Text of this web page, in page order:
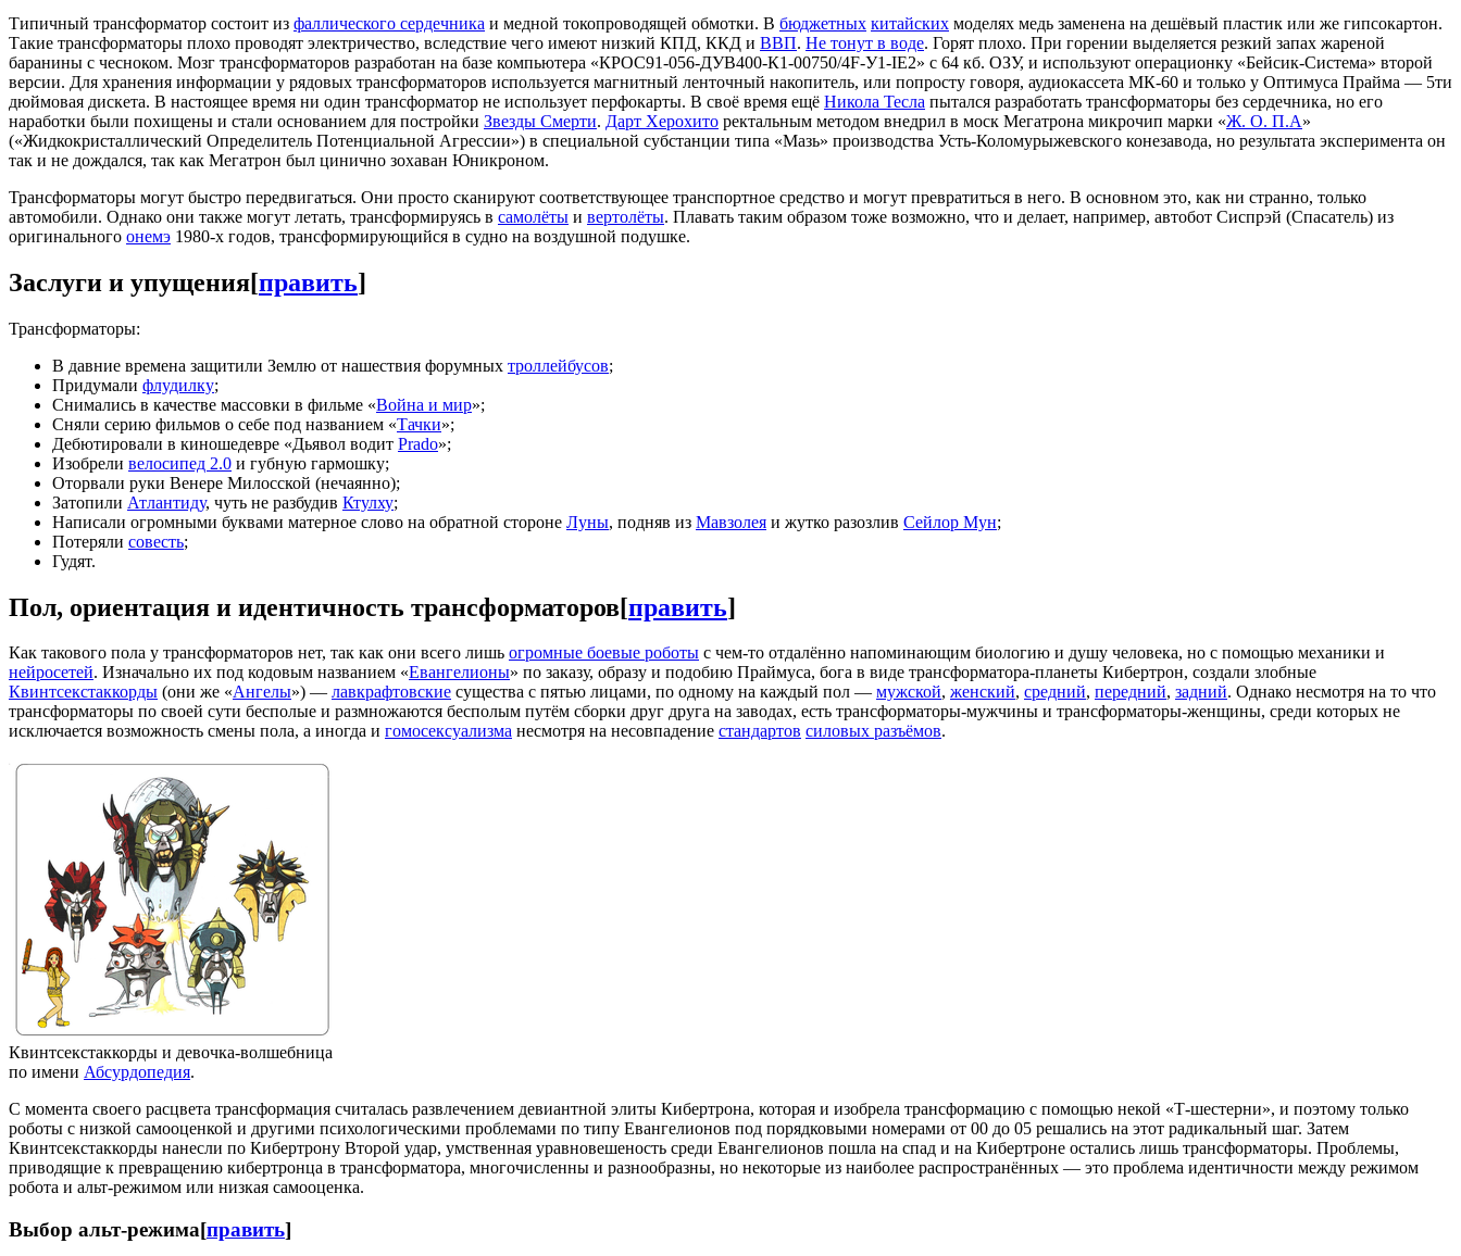
Типичный трансформатор состоит из фаллического сердечника и медной токопроводящей обмотки. В бюджетных китайских моделях медь заменена на дешёвый пластик или же гипсокартон.
Такие трансформаторы плохо проводят электричество, вследствие чего имеют низкий КПД, ККД и ВВП. Не тонут в воде. Горят плохо. При горении выделяется резкий запах жареной
баранины с чесноком. Мозг трансформаторов разработан на базе компьютера «КРОС91-056-ДУВ400-К1-00750/4F-У1-IE2» с 64 кб. ОЗУ, и используют операционку «Бейсик-Система» второй
версии. Для хранения информации у рядовых трансформаторов используется магнитный ленточный накопитель, или попросту говоря, аудиокассета МК-60 и только у Оптимуса Прайма — 5ти
дюймовая дискета. В настоящее время ни один трансформатор не использует перфокарты. В своё время ещё Никола Тесла пытался разработать трансформаторы без сердечника, но его
наработки были похищены и стали основанием для постройки Звезды Смерти. Дарт Херохито ректальным методом внедрил в моск Мегатрона микрочип марки «Ж. О. П.А»
(«Жидкокристаллический Определитель Потенциальной Агрессии») в специальной субстанции типа «Мазь» производства Усть-Коломурыжевского конезавода, но результата эксперимента он
так и не дождался, так как Мегатрон был цинично зохаван Юникроном.
Трансформаторы могут быстро передвигаться. Они просто сканируют соответствующее транспортное средство и могут превратиться в него. В основном это, как ни странно, только
автомобили. Однако они также могут летать, трансформируясь в самолёты и вертолёты. Плавать таким образом тоже возможно, что и делает, например, автобот Сиспрэй (Спасатель) из
оригинального онемэ 1980-х годов, трансформирующийся в судно на воздушной подушке.
Заслуги и упущения[править]
Трансформаторы:
В давние времена защитили Землю от нашествия форумных троллейбусов;
Придумали флудилку;
Снимались в качестве массовки в фильме «Война и мир»;
Сняли серию фильмов о себе под названием «Тачки»;
Дебютировали в киношедевре «Дьявол водит Prado»;
Изобрели велосипед 2.0 и губную гармошку;
Оторвали руки Венере Милосской (нечаянно);
Затопили Атлантиду, чуть не разбудив Ктулху;
Написали огромными буквами матерное слово на обратной стороне Луны, подняв из Мавзолея и жутко разозлив Сейлор Мун;
Потеряли совесть;
Гудят.
Пол, ориентация и идентичность трансформаторов[править]
Как такового пола у трансформаторов нет, так как они всего лишь огромные боевые роботы с чем-то отдалённо напоминающим биологию и душу человека, но с помощью механики и
нейросетей. Изначально их под кодовым названием «Евангелионы» по заказу, образу и подобию Праймуса, бога в виде трансформатора-планеты Кибертрон, создали злобные
Квинтсекстаккорды (они же «Ангелы») — лавкрафтовские существа с пятью лицами, по одному на каждый пол — мужской, женский, средний, передний, задний. Однако несмотря на то что
трансформаторы по своей сути бесполые и размножаются бесполым путём сборки друг друга на заводах, есть трансформаторы-мужчины и трансформаторы-женщины, среди которых не
исключается возможность смены пола, а иногда и гомосексуализма несмотря на несовпадение стандартов силовых разъёмов.
Квинтсекстаккорды и девочка-волшебница
по имени Абсурдопедия.
С момента своего расцвета трансформация считалась развлечением девиантной элиты Кибертрона, которая и изобрела трансформацию с помощью некой «Т-шестерни», и поэтому только
роботы с низкой самооценкой и другими психологическими проблемами по типу Евангелионов под порядковыми номерами от 00 до 05 решались на этот радикальный шаг. Затем
Квинтсекстаккорды нанесли по Кибертрону Второй удар, умственная уравновешеность среди Евангелионов пошла на спад и на Кибертроне остались лишь трансформаторы. Проблемы,
приводящие к превращению кибертронца в трансформатора, многочисленны и разнообразны, но некоторые из наиболее распространённых — это проблема идентичности между режимом
робота и альт-режимом или низкая самооценка.
Выбор альт-режима[править]